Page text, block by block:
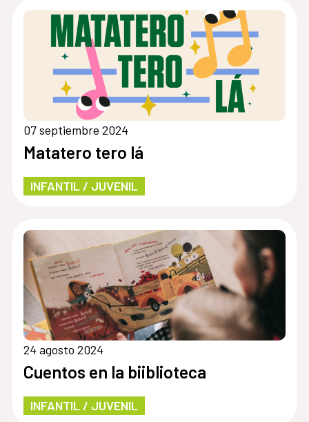
07 septiembre 2024
Matatero tero lá
INFANTIL / JUVENIL
24 agosto 2024
Cuentos en la biiblioteca
INFANTIL / JUVENIL